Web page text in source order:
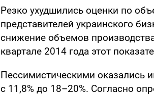
Резко ухудшились оценки по
представителей украинского
снижение объемов
квартале 2014 года этот
Пессимистическими оказались
с 11,8% до 18–20%. Согласно